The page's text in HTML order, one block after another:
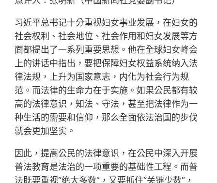
习近平总书记十分重视妇女事业发展，在妇女的
社会权利、社会地位、社会作用和妇女发展等方
面都提出了一系列重要思想。他在全球妇女峰会
上的讲话中指出，要把保障妇女权益系统纳入法
律法规，上升为国家意志，内化为社会行为规
范。而法律的生命力在于实施。如果公民都有较
高的法律意识，知法、守法，甚至把法律作为一
种生活的需要和信仰，那么全面依法治国的步伐
就会更加坚实。
因此，提高公民的法律意识，在公民中深入开展
普法教育是法治的一项重要的基础性工程。而普
法既要重视“绝大多数”，又要抓住“关键少数”，